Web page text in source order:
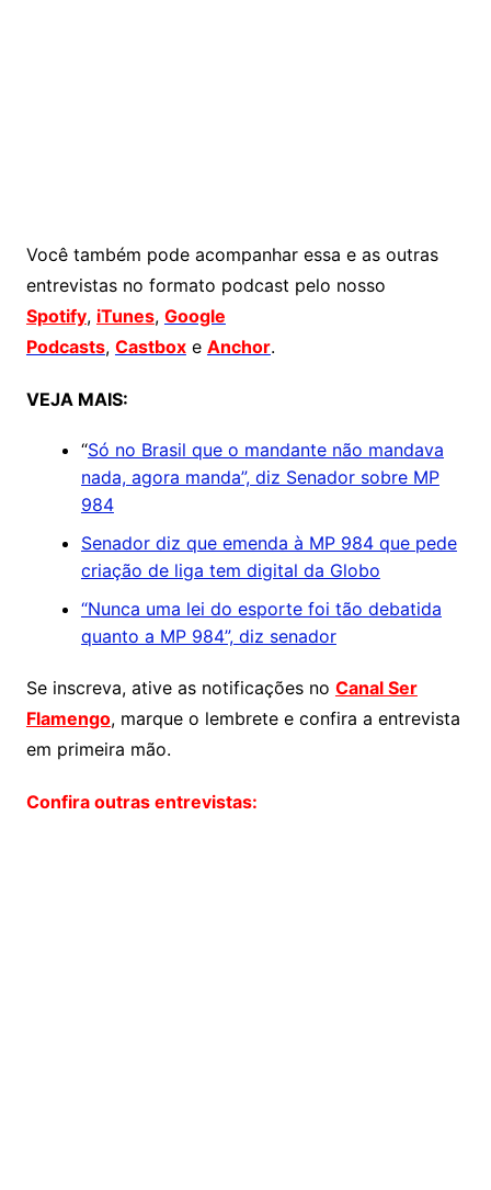
Você também pode acompanhar essa e as outras
entrevistas no formato podcast pelo nosso
Spotify, iTunes, Google
Podcasts, Castboxe Anchor.
VEJA MAIS:
“Só no Brasil que o mandante não mandava
nada, agora manda”, diz Senador sobre MP
984
Senador diz que emenda à MP 984 que pede
criação de liga tem digital da Globo
“Nunca uma lei do esporte foi tão debatida
quanto a MP 984”, diz senador
Se inscreva, ative as notificações no Canal Ser
Flamengo, marque o lembrete e confira a entrevista
em primeira mão.
Confira outras entrevistas: